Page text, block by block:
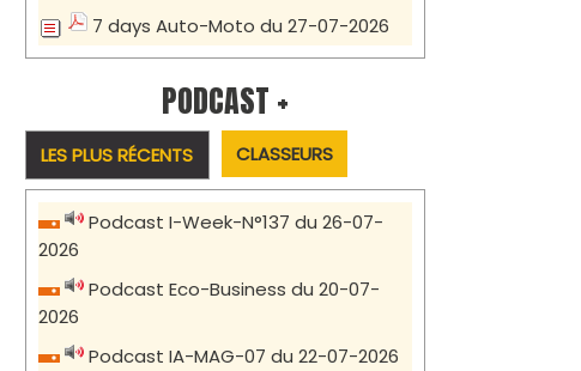
7 days Auto-Moto du 27-07-2026
PODCAST +
LES PLUS RÉCENTS CLASSEURS
Podcast I-Week-N°137 du 26-07-
2026
Podcast Eco-Business du 20-07-
2026
Podcast IA-MAG-07 du 22-07-2026